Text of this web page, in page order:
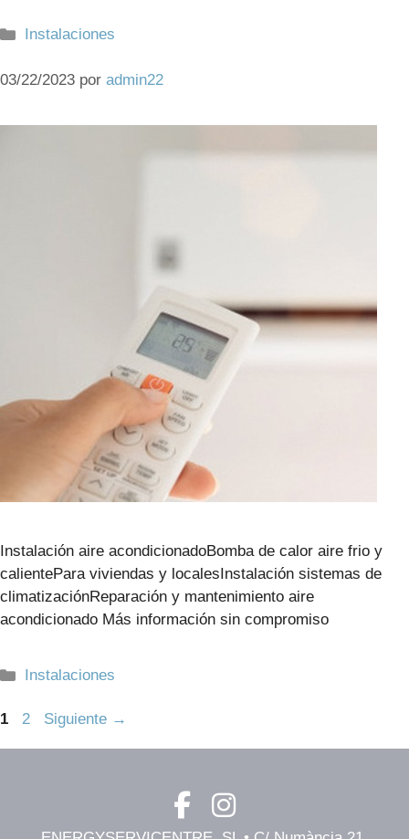
Categorías
Instalaciones
03/22/2023 por admin22
Instalación aire acondicionadoBomba de calor aire frio y
calientePara viviendas y localesInstalación sistemas de
climatizaciónReparación y mantenimiento aire
acondicionado Más información sin compromiso
Categorías
Instalaciones
Página
1 Página
2 Siguiente →